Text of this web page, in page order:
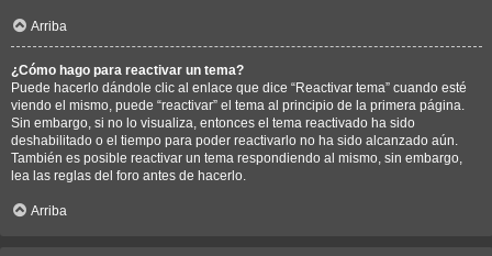
Arriba
¿Cómo hago para reactivar un tema?
Puede hacerlo dándole clic al enlace que dice “Reactivar tema” cuando esté
viendo el mismo, puede “reactivar” el tema al principio de la primera página.
Sin embargo, si no lo visualiza, entonces el tema reactivado ha sido
deshabilitado o el tiempo para poder reactivarlo no ha sido alcanzado aún.
También es posible reactivar un tema respondiendo al mismo, sin embargo,
lea las reglas del foro antes de hacerlo.
Arriba